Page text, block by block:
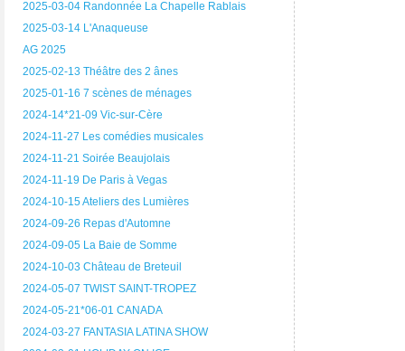
2025-03-04 Randonnée La Chapelle Rablais
2025-03-14 L'Anaqueuse
AG 2025
2025-02-13 Théâtre des 2 ânes
2025-01-16 7 scènes de ménages
2024-14*21-09 Vic-sur-Cère
2024-11-27 Les comédies musicales
2024-11-21 Soirée Beaujolais
2024-11-19 De Paris à Vegas
2024-10-15 Ateliers des Lumières
2024-09-26 Repas d'Automne
2024-09-05 La Baie de Somme
2024-10-03 Château de Breteuil
2024-05-07 TWIST SAINT-TROPEZ
2024-05-21*06-01 CANADA
2024-03-27 FANTASIA LATINA SHOW